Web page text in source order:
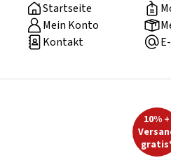
Startseite
Mein Konto
Kontakt
10% +